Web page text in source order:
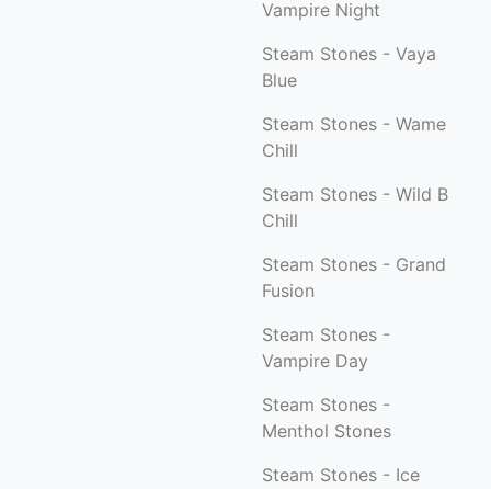
Vampire Night
Steam Stones - Vaya
Blue
Steam Stones - Wame
Chill
Steam Stones - Wild B
Chill
Steam Stones - Grand
Fusion
Steam Stones -
Vampire Day
Steam Stones -
Menthol Stones
Steam Stones - Ice